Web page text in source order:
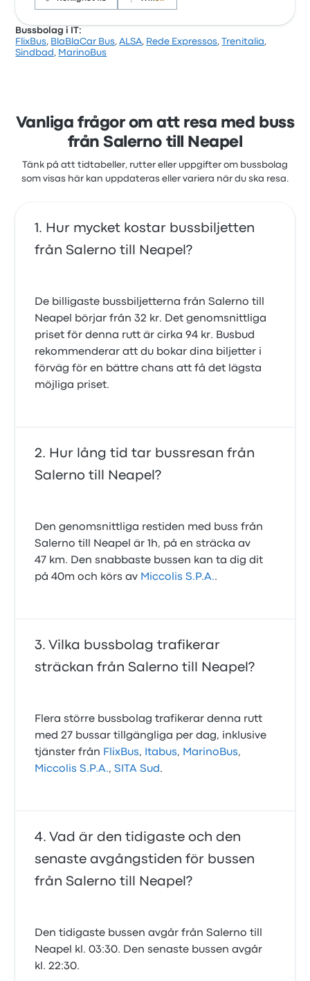
Baserat på 403 recensioner har företaget 4.4
Bussbolag i IT:
FlixBus, BlaBlaCar Bus,ALSA, Rede Expressos,Trenitalia,
Sindbad , MarinoBus
Vanliga frågor om att resa med buss
från Salerno till Neapel
Tänk på att tidtabeller, rutter eller uppgifter om bussbolag
som visas här kan uppdateras eller variera när du ska resa.
Hur mycket kostar bussbiljetten
från Salerno till Neapel?
De billigaste bussbiljetterna från Salerno till
Neapel börjar från 32 kr. Det genomsnittliga
priset för denna rutt är cirka 94 kr. Busbud
rekommenderar att du bokar dina biljetter i
förväg för en bättre chans att få det lägsta
möjliga priset.
Hur lång tid tar bussresan från
Salerno till Neapel?
Den genomsnittliga restiden med buss från
Salerno till Neapel är 1h, på en sträcka av
47 km. Den snabbaste bussen kan ta dig dit
på 40m och körs av Miccolis S.P.A..
Vilka bussbolag trafikerar
sträckan från Salerno till Neapel?
Flera större bussbolag trafikerar denna rutt
med 27 bussar tillgängliga per dag, inklusive
tjänster från FlixBus, Itabus, MarinoBus,
Miccolis S.P.A.,SITA Sud .
Vad är den tidigaste och den
senaste avgångstiden för bussen
från Salerno till Neapel?
Den tidigaste bussen avgår från Salerno till
Neapel kl. 03:30. Den senaste bussen avgår
kl. 22:30.